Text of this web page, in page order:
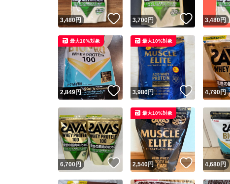
3,480円 いいね！
3,700 円 いいね！
3,480円
2,849円 いいね！
最大10%対象
3,980円 いいね！
最大10%対象
4,790円
6,700円 いいね！
2,540円 いいね！
最大10%対象
4,680円